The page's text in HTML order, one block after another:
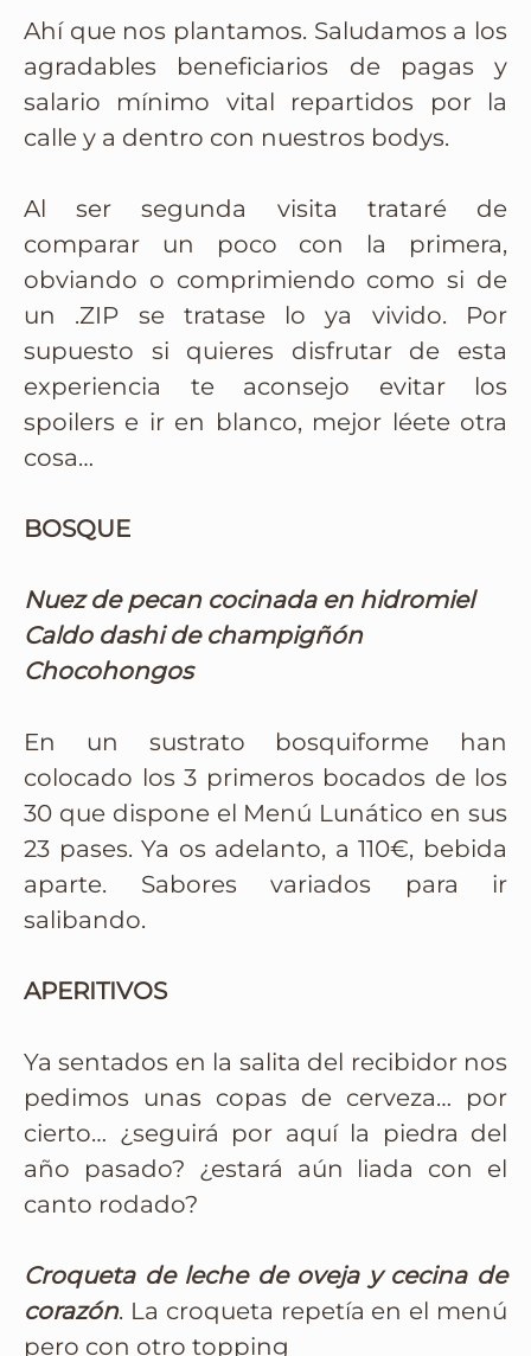
Ahí que nos plantamos. Saludamos a los
agradables beneficiarios de pagas y
salario mínimo vital repartidos por la
calle y a dentro con nuestros bodys.
Al ser segunda visita trataré de
comparar un poco con la primera,
obviando o comprimiendo como si de
un .ZIP se tratase lo ya vivido. Por
supuesto si quieres disfrutar de esta
experiencia te aconsejo evitar los
spoilers e ir en blanco, mejor léete otra
cosa…
BOSQUE
Nuez de pecan cocinada en hidromiel
Caldo dashi de champigñón
Chocohongos
En un sustrato bosquiforme han
colocado los 3 primeros bocados de los
30 que dispone el Menú Lunático en sus
23 pases. Ya os adelanto, a 110€, bebida
aparte. Sabores variados para ir
salibando.
APERITIVOS
Ya sentados en la salita del recibidor nos
pedimos unas copas de cerveza… por
cierto… ¿seguirá por aquí la piedra del
año pasado? ¿estará aún liada con el
canto rodado?
Croqueta de leche de oveja y cecina de
corazón. La croqueta repetía en el menú
pero con otro topping